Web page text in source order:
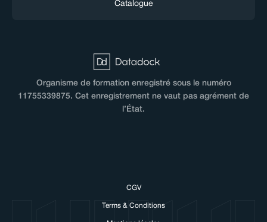
Catalogue
Organisme de formation enregistré sous le numéro
11755339875. Cet enregistrement ne vaut pas agrément de
l’État.
CGV
Terms & Conditions